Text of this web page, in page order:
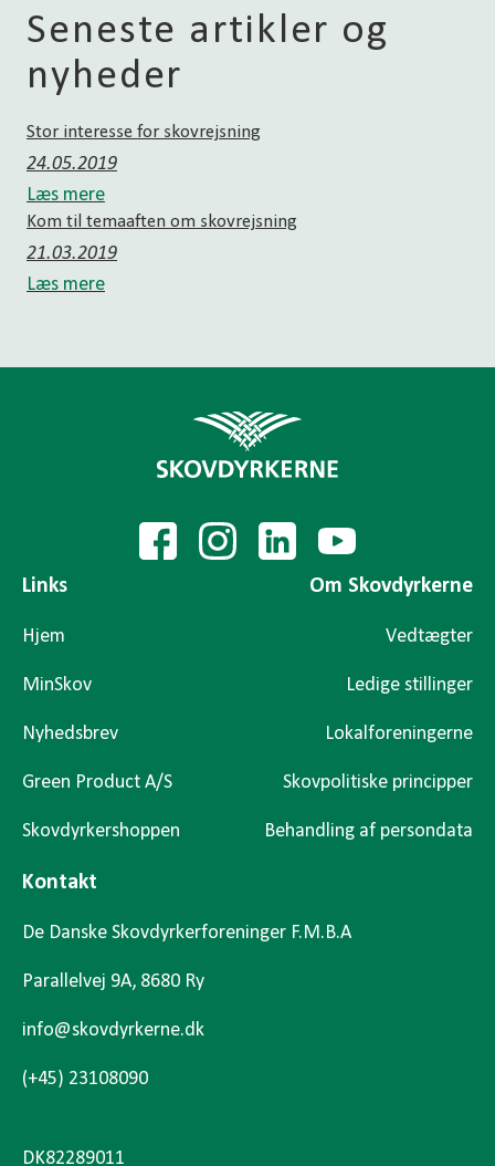
Seneste artikler og
nyheder
Stor interesse for skovrejsning
24.05.2019
Læs mere
Kom til temaaften om skovrejsning
21.03.2019
Læs mere
Links
Hjem
MinSkov
Nyhedsbrev
Green Product A/S
Skovdyrkershoppen
Om Skovdyrkerne
Vedtægter
Ledige stillinger
Lokalforeningerne
Skovpolitiske principper
Behandling af persondata
Kontakt
De Danske Skovdyrkerforeninger F.M.B.A
Parallelvej 9A, 8680 Ry
info@skovdyrkerne.dk
(+45) 23108090
DK82289011